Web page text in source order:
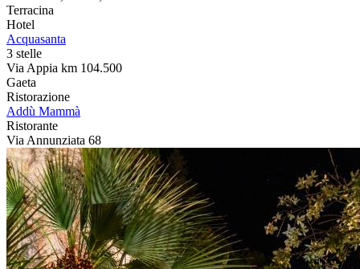
Terracina
Hotel
Acquasanta
3 stelle
Via Appia km 104.500
Gaeta
Ristorazione
Addù Mammà
Ristorante
Via Annunziata 68